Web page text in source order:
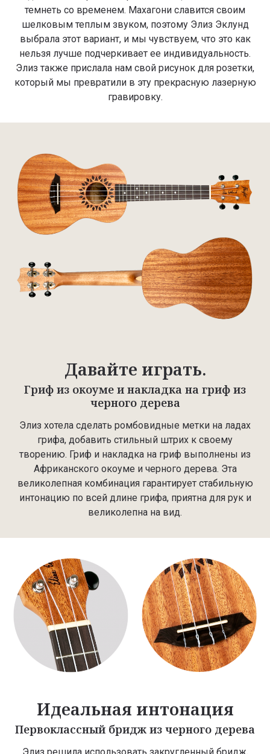
темнеть со временем. Махагони славится своим
шелковым теплым звуком, поэтому Элиз Эклунд
выбрала этот вариант, и мы чувствуем, что это как
нельзя лучше подчеркивает ее индивидуальность.
Элиз также прислала нам свой рисунок для розетки,
который мы превратили в эту прекрасную лазерную
гравировку.
Давайте играть.
Гриф из окоуме и накладка на гриф из
черного дерева
Элиз хотела сделать ромбовидные метки на ладах
грифа, добавить стильный штрих к своему
творению. Гриф и накладка на гриф выполнены из
Африканского окоуме и черного дерева. Эта
великолепная комбинация гарантирует стабильную
интонацию по всей длине грифа, приятна для рук и
великолепна на вид.
Идеальная интонация
Первоклассный бридж из черного дерева